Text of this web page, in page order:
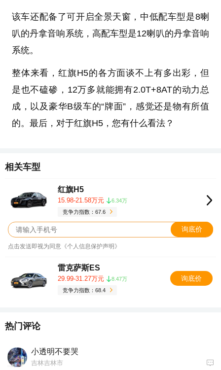
该车还配备了可开启全景天窗，中低配车型是8喇
叭的丹拿音响系统，高配车型是12喇叭的丹拿音响
系统。
整体来看，红旗H5的各方面谈不上有多出彩，但
是也不磕碜，12万多就能拥有2.0T+8AT的动力总
成，以及豪华B级车的“牌面”，感觉还是物有所值
的。最后，对于红旗H5，您有什么看法？
相关车型
红旗H5
15.98-21.58万元
6.34万
竞争力指数：67.6
询底价
点击发送即视为同意《个人信息保护声明》
雷克萨斯ES
29.99-31.27万元
8.47万
竞争力指数：68.4
询底价
热门评论
小透明不要哭
吉林吉林市